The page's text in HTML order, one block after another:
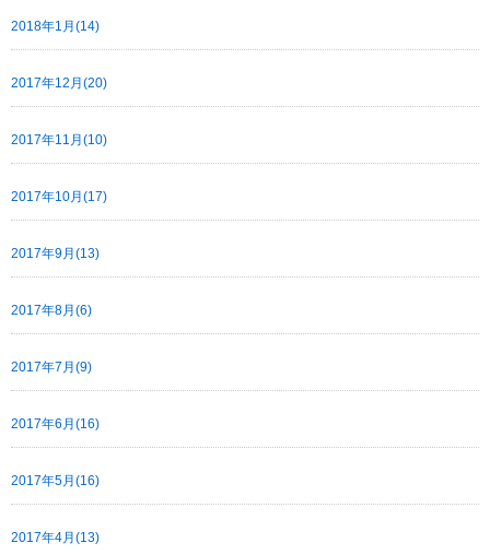
2018年1月(14)
2017年12月(20)
2017年11月(10)
2017年10月(17)
2017年9月(13)
2017年8月(6)
2017年7月(9)
2017年6月(16)
2017年5月(16)
2017年4月(13)